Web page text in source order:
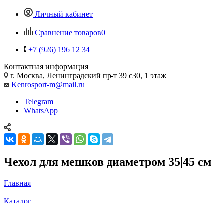
Личный кабинет
Сравнение товаров0
+7 (926) 196 12 34
Контактная информация
г. Москва, Ленинградский пр-т 39 с30, 1 этаж
Kenrosport-m@mail.ru
Telegram
WhatsApp
Чехол для мешков диаметром 35|45 см
Главная
—
Каталог